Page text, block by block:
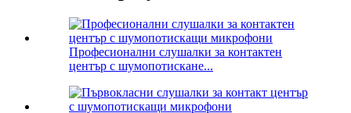
Професионални слушалки за контактен
център с шумопотискане...